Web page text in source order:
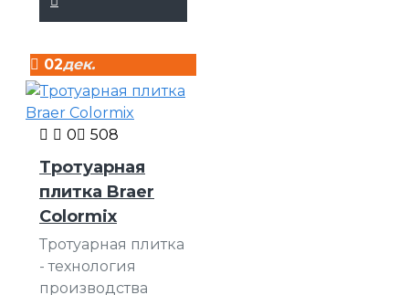
02дек.
0 508
Тротуарная
плитка Braer
Colormix
Тротуарная плитка
- технология
производства